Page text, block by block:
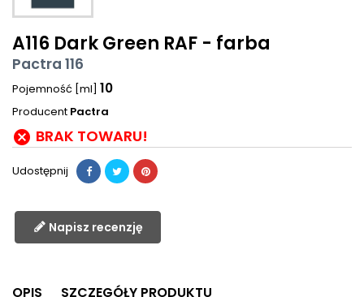
A116 Dark Green RAF - farba
Pactra 116
Pojemność [ml] 10
Producent Pactra
 BRAK TOWARU!
Udostępnij
Napisz recenzję
OPIS
SZCZEGÓŁY PRODUKTU